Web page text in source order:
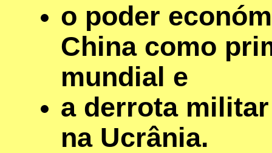
o poder
China como
mundial e
a derrota
na Ucrânia.